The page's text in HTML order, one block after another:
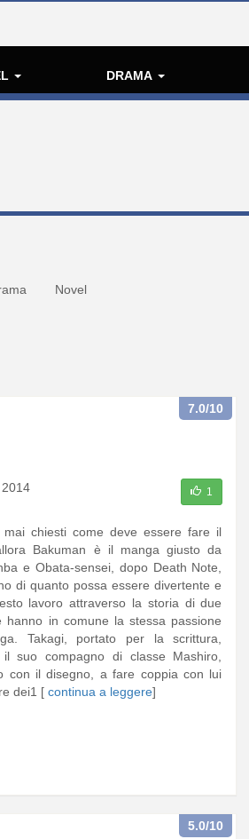
DRAMA
Novel
7.0/10
1
chiesti come deve essere fare il
Bakuman è il manga giusto da
e Obata-sensei, dopo Death Note,
di quanto possa essere divertente e
lavoro attraverso la storia di due
hanno in comune la stessa passione
Takagi, portato per la scrittura,
il suo compagno di classe Mashiro,
con il disegno, a fare coppia con lui
dei1 [ continua a leggere]
5.0/10